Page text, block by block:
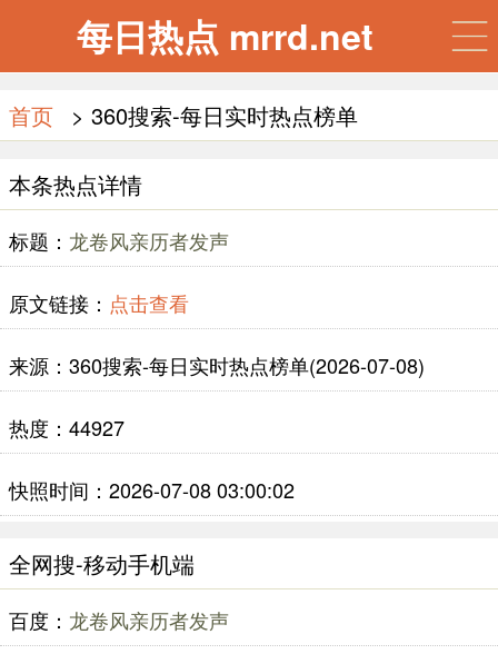
每日热点 mrrd.net
首页 > 360搜索-每日实时热点榜单
本条热点详情
标题： 龙卷风亲历者发声
原文链接： 点击查看
来源：360搜索-每日实时热点榜单(2026-07-08)
热度：44927
快照时间：2026-07-08 03:00:02
全网搜-移动手机端
百度： 龙卷风亲历者发声